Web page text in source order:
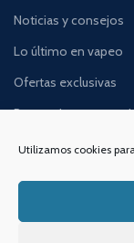
Utilizamos cookies
Noticias y consejos
Lo último en vapeo
Ofertas exclusivas
Promociones